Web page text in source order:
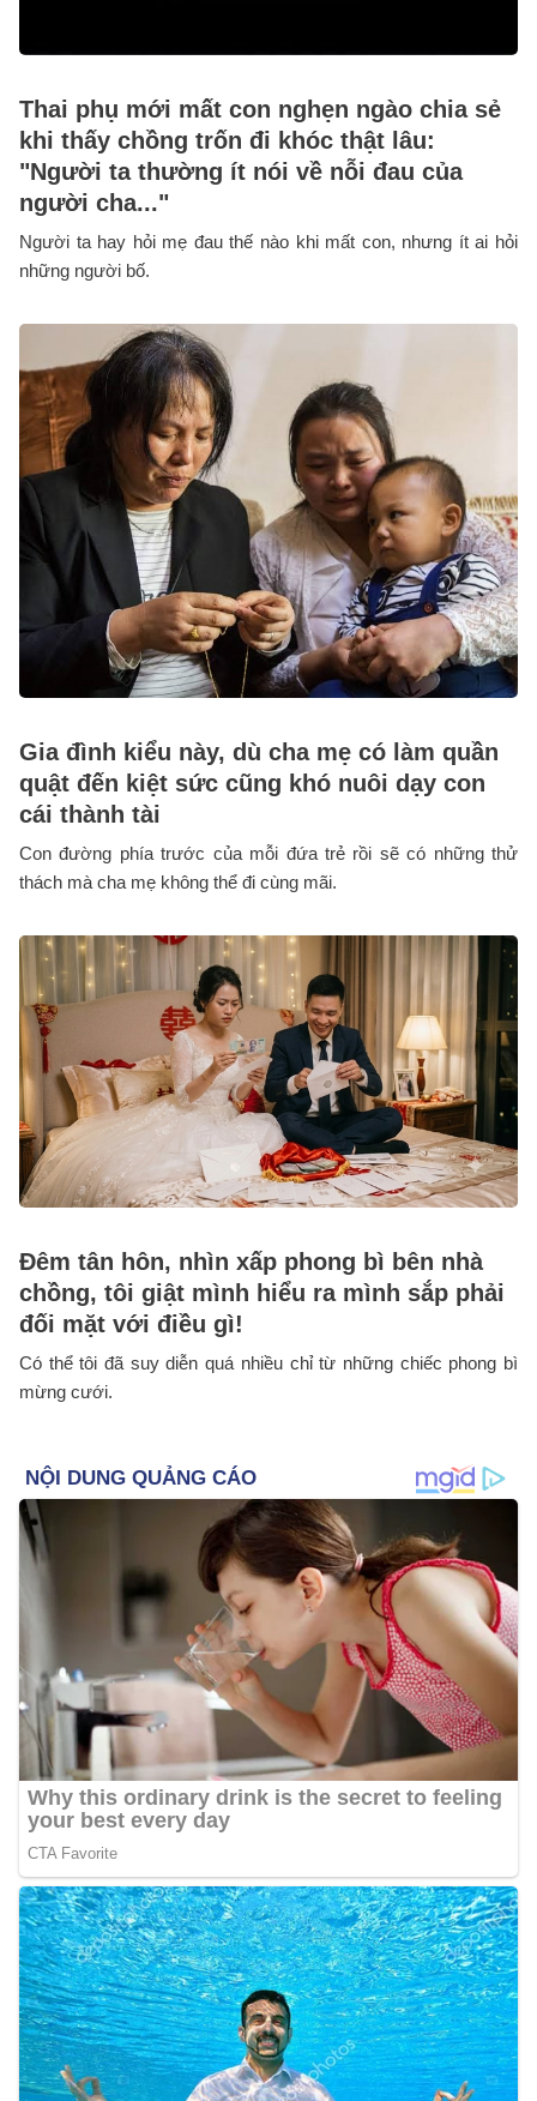
Thai phụ mới mất con nghẹn ngào chia sẻ
khi thấy chồng trốn đi khóc thật lâu:
"Người ta thường ít nói về nỗi đau của
người cha..."
Người ta hay hỏi mẹ đau thế nào khi mất con, nhưng ít ai hỏi
những người bố.
Gia đình kiểu này, dù cha mẹ có làm quần
quật đến kiệt sức cũng khó nuôi dạy con
cái thành tài
Con đường phía trước của mỗi đứa trẻ rồi sẽ có những thử
thách mà cha mẹ không thể đi cùng mãi.
Đêm tân hôn, nhìn xấp phong bì bên nhà
chồng, tôi giật mình hiểu ra mình sắp phải
đối mặt với điều gì!
Có thể tôi đã suy diễn quá nhiều chỉ từ những chiếc phong bì
mừng cưới.